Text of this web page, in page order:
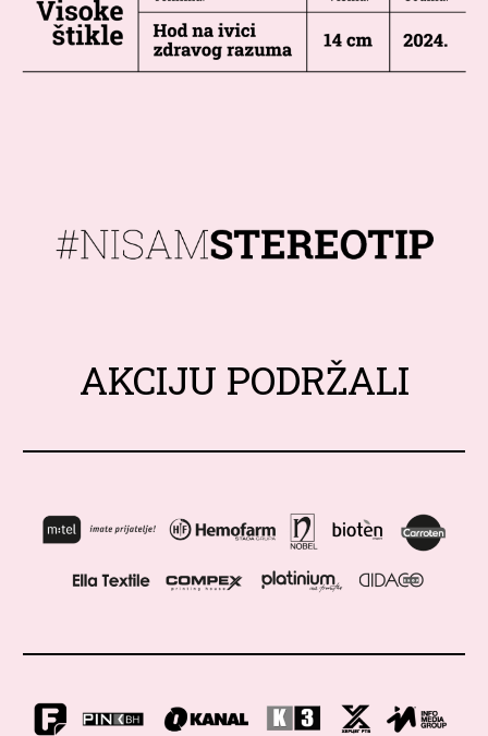
AKCIJU PODRŽALI